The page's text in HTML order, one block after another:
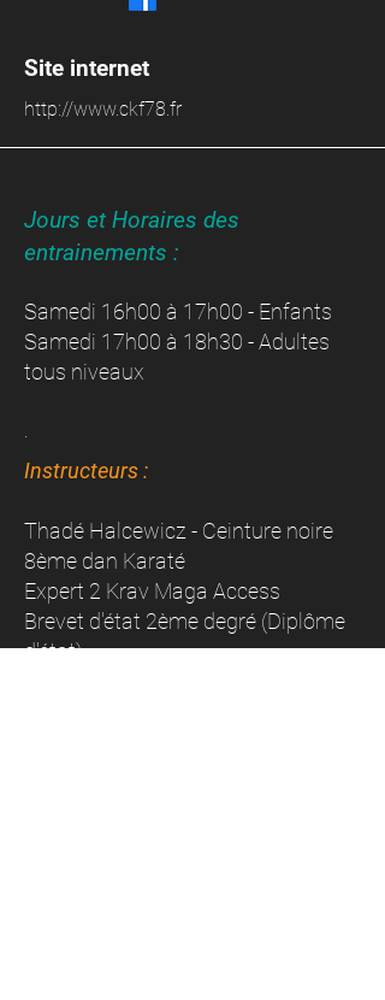
Site internet
http://www.ckf78.fr
Jours et Horaires des
entrainements :
Samedi 16h00 à 17h00 - Enfants
Samedi 17h00 à 18h30 - Adultes
tous niveaux
.
Instructeurs :
Thadé Halcewicz - Ceinture noire
8ème dan Karaté
Expert 2 Krav Maga Access
Brevet d'état 2ème degré (Diplôme
d'état)